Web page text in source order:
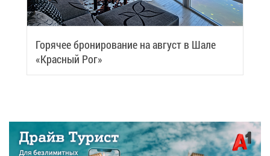
Го­ря­чее бро­ни­ро­ва­ние на ав­густ в Ша­ле
«Крас­ный Рог»